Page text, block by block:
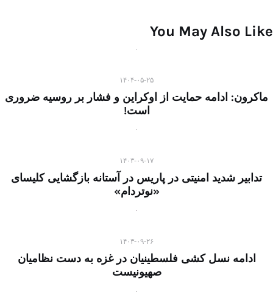
You May Also Like
۱۴۰۴-۰۵-۲۵
ماکرون: ادامه حمایت از اوکراین و فشار بر روسیه ضروری
است!
۱۴۰۳-۰۹-۱۷
تدابیر شدید امنیتی در پاریس در آستانه بازگشایی کلیسای
«نوتردام»
۱۴۰۳-۰۹-۲۶
ادامه نسل کشی فلسطینیان در غزه به دست نظامیان
صهیونیست